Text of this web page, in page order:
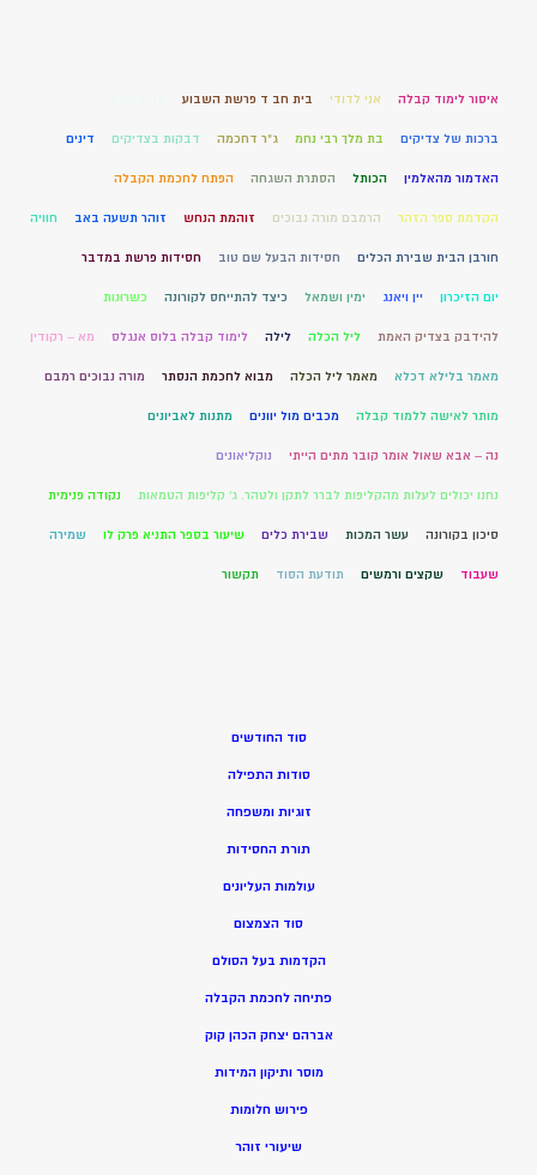
איסור לימוד קבלה אני לדודי בית חב ד פרשת השבוע
ברכות של צדיקים בת מלך רבי נחמ ג"ר דחכמה דבקות בצדיקים דינים
האדמור מהאלמין הכותל הסתרת השגחה הפתח לחכמת הקבלה
הקדמת ספר הזהר הרמבם מורה נבוכים זוהמת הנחש זוהר תשעה באב חוויה
חורבן הבית שבירת הכלים חסידות הבעל שם טוב חסידות פרשת במדבר
יום הזיכרון יין ויאנג ימין ושמאל כיצד להתייחס לקורונה כשרונות
להידבק בצדיק האמת ליל הכלה לילה לימוד קבלה בלוס אנגלס מא – רקודין
מאמר בלילא דכלא מאמר ליל הכלה מבוא לחכמת הנסתר מורה נבוכים רמבם
מותר לאישה ללמוד קבלה מכבים מול יוונים מתנות לאביונים
נה – אבא שאול אומר קובר מתים הייתי נוקליאונים
נחנו יכולים לעלות מהקליפות לברר לתקן ולטהר. ג' קליפות הטמאות נקודה פנימית
סיכון בקורונה עשר המכות שבירת כלים שיעור בספר התניא פרק לו שמירה
שעבוד שקצים ורמשים תודעת הסוד תקשור
סוד החודשים
סודות התפילה
זוגיות ומשפחה
תורת החסידות
עולמות העליונים
סוד הצמצום
הקדמות בעל הסולם
פתיחה לחכמת הקבלה
אברהם יצחק הכהן קוק
מוסר ותיקון המידות
פירוש חלומות
שיעורי זוהר